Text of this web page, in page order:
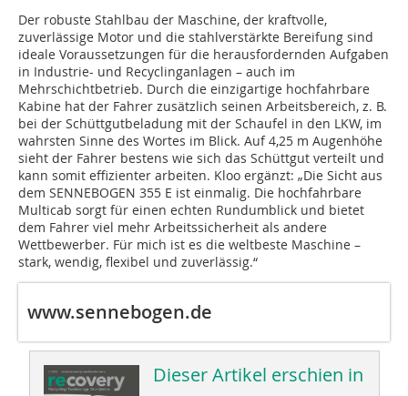
Der robuste Stahlbau der Maschine, der kraftvolle,
zuverlässige Motor und die stahlverstärkte Bereifung sind
ideale Voraussetzungen für die herausfordernden Aufgaben
in Industrie- und Recyclinganlagen – auch im
Mehrschichtbetrieb. Durch die einzigartige hochfahrbare
Kabine hat der Fahrer zusätzlich seinen Arbeitsbereich, z. B.
bei der Schüttgutbeladung mit der Schaufel in den LKW, im
wahrsten Sinne des Wortes im Blick. Auf 4,25 m Augenhöhe
sieht der Fahrer bestens wie sich das Schüttgut verteilt und
kann somit effizienter arbeiten. Kloo ergänzt: „Die Sicht aus
dem SENNEBOGEN 355 E ist einmalig. Die hochfahrbare
Multicab sorgt für einen echten Rundumblick und bietet
dem Fahrer viel mehr Arbeitssicherheit als andere
Wettbewerber. Für mich ist es die weltbeste Maschine –
stark, wendig, flexibel und zuverlässig.“
www.sennebogen.de
Dieser Artikel erschien in